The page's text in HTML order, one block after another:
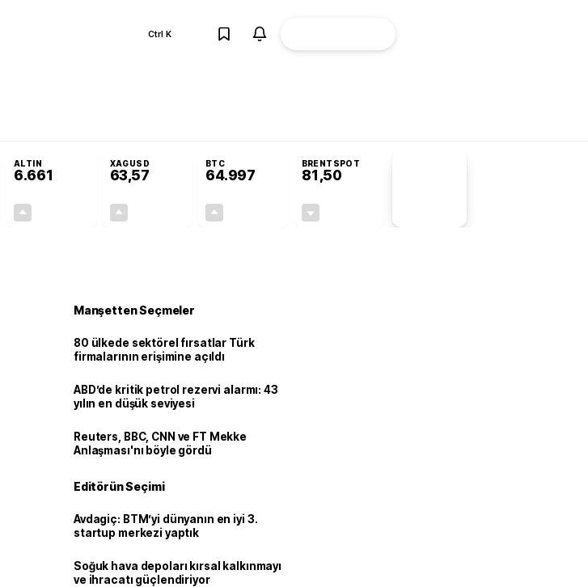
Ctrl K
ALTIN
6.661
XAGUSD
63,57
BTC
64.997
BRENTSPOT
81,50
Manşetten Seçmeler
80 ülkede sektörel fırsatlar Türk
firmalarının erişimine açıldı
ABD’de kritik petrol rezervi alarmı: 43
yılın en düşük seviyesi
Reuters, BBC, CNN ve FT Mekke
Anlaşması'nı böyle gördü
Editörün Seçimi
Avdagiç: BTM’yi dünyanın en iyi 3.
startup merkezi yaptık
Soğuk hava depoları kırsal kalkınmayı
ve ihracatı güçlendiriyor